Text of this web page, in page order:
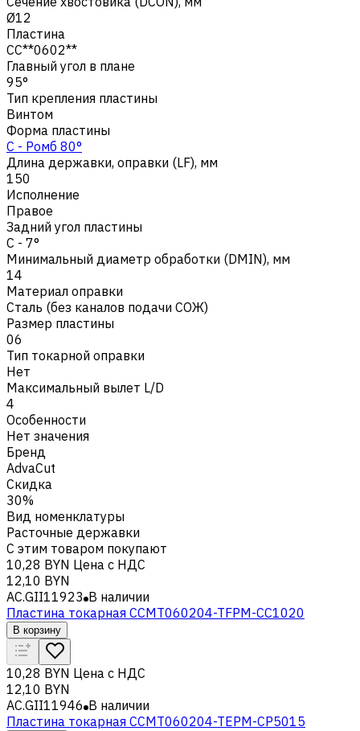
Ø12
Пластина
CC**0602**
Главный угол в плане
95°
Тип крепления пластины
Винтом
Форма пластины
C - Ромб 80°
Длина державки, оправки (LF), мм
150
Исполнение
Правое
Задний угол пластины
C - 7°
Минимальный диаметр обработки (DMIN), мм
14
Материал оправки
Сталь (без каналов подачи СОЖ)
Размер пластины
06
Тип токарной оправки
Нет
Максимальный вылет L/D
4
Особенности
Нет значения
Бренд
AdvaCut
Скидка
30%
Вид номенклатуры
Расточные державки
С этим товаром покупают
10,28 BYN Цена с НДС
12,10 BYN
AC.GII11923 В наличии
Пластина токарная CCMT060204-TFPM-CC1020
В корзину
10,28 BYN Цена с НДС
12,10 BYN
AC.GII11946 В наличии
Пластина токарная CCMT060204-TEPM-CP5015